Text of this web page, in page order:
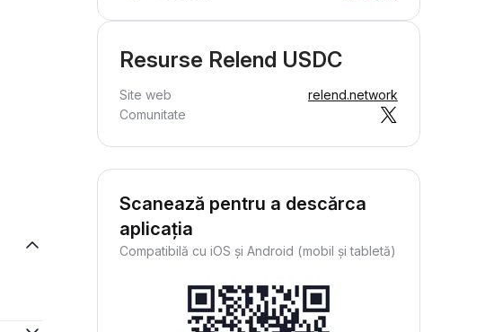
Resurse Relend USDC
Site web
relend.network
Comunitate
Scanează pentru a descărca
aplicația
Compatibilă cu iOS și Android (mobil și tabletă)